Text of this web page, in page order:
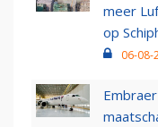
meer
op
06-08-